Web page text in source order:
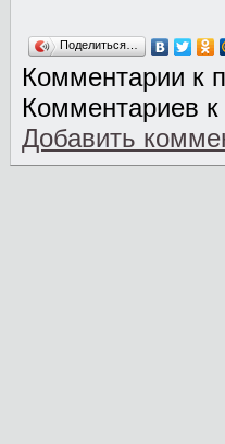
Поделиться…
Комментарии к
Комментариев к
Добавить